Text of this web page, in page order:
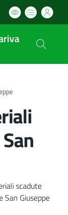
scadute
San Giuseppe